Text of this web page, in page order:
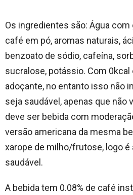
Os ingredientes são: Água com
café em pó, aromas naturais,
benzoato de sódio, cafeína,
sucralose, potássio. Com 0kcal
adoçante, no entanto isso não
seja saudável, apenas que não
deve ser bebida com
versão americana da mesma
xarope de milho/frutose, logo é
saudável.
A bebida tem 0.08% de café